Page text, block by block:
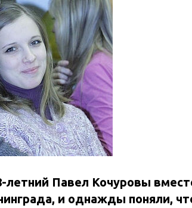
летний Павел Кочуровы
и однажды поняли,